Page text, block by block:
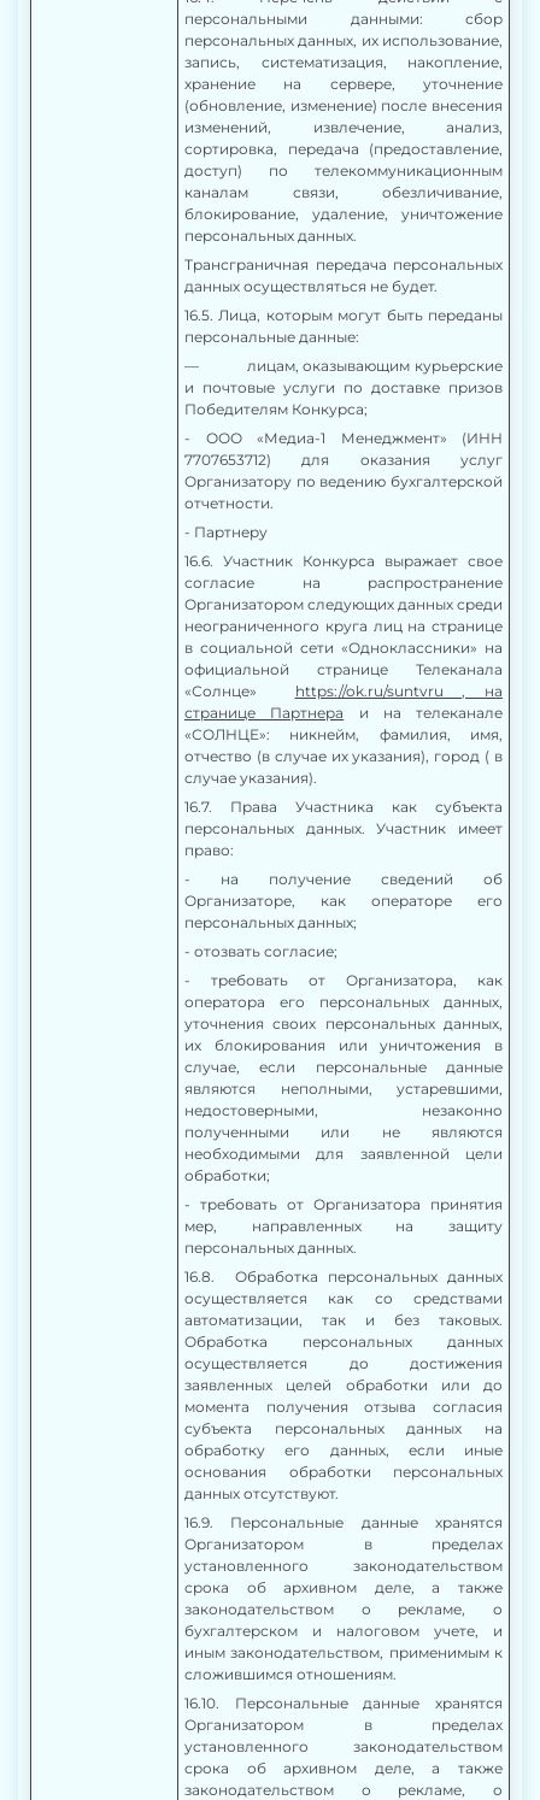
персональными данными: сбор
персональных данных, их использование,
запись, систематизация, накопление,
хранение на сервере, уточнение
(обновление, изменение) после внесения
изменений, извлечение, анализ,
сортировка, передача (предоставление,
доступ) по телекоммуникационным
каналам связи, обезличивание,
блокирование, удаление, уничтожение
персональных данных.
Трансграничная передача персональных
данных осуществляться не будет.
16.5. Лица, которым могут быть переданы
персональные данные:
— лицам, оказывающим курьерские
и почтовые услуги по доставке призов
Победителям Конкурса;
- ООО «Медиа-1 Менеджмент» (ИНН
7707653712) для оказания услуг
Организатору по ведению бухгалтерской
отчетности.
- Партнеру
16.6. Участник Конкурса выражает свое
согласие на распространение
Организатором следующих данных среди
неограниченного круга лиц на странице
в социальной сети «Одноклассники» на
официальной странице Телеканала
«Солнце» https://ok.ru/suntvru, на
странице Партнера и на телеканале
«СОЛНЦЕ»: никнейм, фамилия, имя,
отчество (в случае их указания), город ( в
случае указания).
16.7. Права Участника как субъекта
персональных данных. Участник имеет
право:
- на получение сведений об
Организаторе, как операторе его
персональных данных;
- отозвать согласие;
- требовать от Организатора, как
оператора его персональных данных,
уточнения своих персональных данных,
их блокирования или уничтожения в
случае, если персональные данные
являются неполными, устаревшими,
недостоверными, незаконно
полученными или не являются
необходимыми для заявленной цели
обработки;
- требовать от Организатора принятия
мер, направленных на защиту
персональных данных.
16.8. Обработка персональных данных
осуществляется как со средствами
автоматизации, так и без таковых.
Обработка персональных данных
осуществляется до достижения
заявленных целей обработки или до
момента получения отзыва согласия
субъекта персональных данных на
обработку его данных, если иные
основания обработки персональных
данных отсутствуют.
16.9. Персональные данные хранятся
Организатором в пределах
установленного законодательством
срока об архивном деле, а также
законодательством о рекламе, о
бухгалтерском и налоговом учете, и
иным законодательством, применимым к
сложившимся отношениям.
16.10. Персональные данные хранятся
Организатором в пределах
установленного законодательством
срока об архивном деле, а также
законодательством о рекламе, о